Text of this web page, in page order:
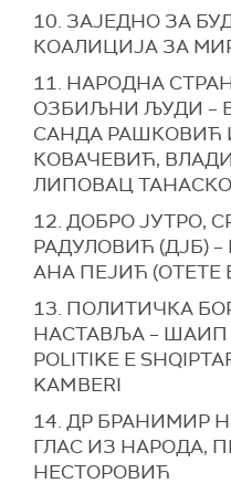
10. ЗАЈЕДНО ЗА
КОАЛИЦИЈА ЗА
11. НАРОДНА
ОЗБИЉНИ ЉУДИ –
САНДА
КОВАЧЕВИЋ,
ЛИПОВАЦ
12. ДОБРО ЈУТРО,
РАДУЛОВИЋ (ДЈБ)
АНА ПЕЈИЋ (ОТЕТЕ
13. ПОЛИТИЧКА
НАСТАВЉА – ШАИП
POLITIKE E
KAMBERI
14. ДР БРАНИМИР
ГЛАС ИЗ НАРОДА,
НЕСТОРОВИЋ